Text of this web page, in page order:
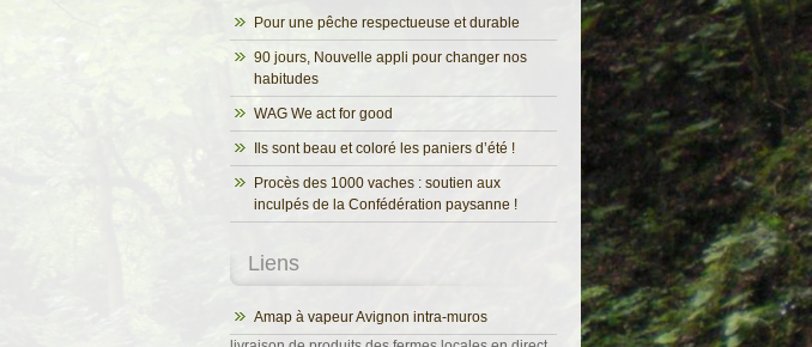
Pour une pêche respectueuse et durable
90 jours, Nouvelle appli pour changer nos
habitudes
WAG We act for good
Ils sont beau et coloré les paniers d’été !
Procès des 1000 vaches : soutien aux
inculpés de la Confédération paysanne !
Liens
Amap à vapeur Avignon intra-muros